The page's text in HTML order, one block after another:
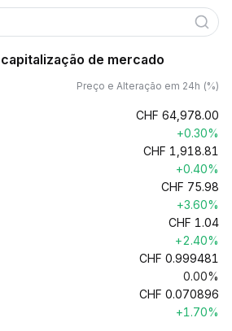
de mercado
Preço e Alteração em 24h (%)
CHF 64,978.00
+0.30%
CHF 1,918.81
+0.40%
CHF 75.98
+3.60%
CHF 1.04
+2.40%
CHF 0.999481
0.00%
CHF 0.070896
+1.70%